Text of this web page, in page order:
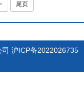
尾页
沪ICP备2022026735